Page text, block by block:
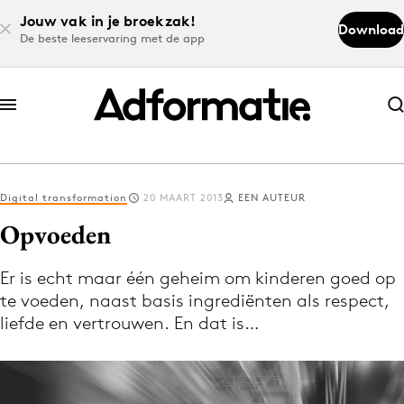
Jouw vak in je broekzak!
De beste leeservaring met de app
Download
Abonneer nu
Abonneer nu
Log in
Download de app
Volg het laatste nieuws via de Adformatie
Nieuws app
Digital transformation 20 MAART 2013 EEN AUTEUR
Opvoeden
Er is echt maar één geheim om kinderen goed op
te voeden, naast basis ingrediënten als respect,
liefde en vertrouwen. En dat is…